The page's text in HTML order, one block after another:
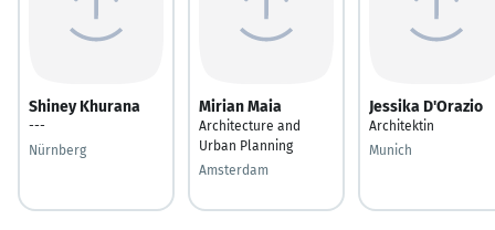
Shiney Khurana
---
Nürnberg
Mirian Maia
Architecture and
Urban Planning
Amsterdam
Jessika D'Orazio
Architektin
Munich